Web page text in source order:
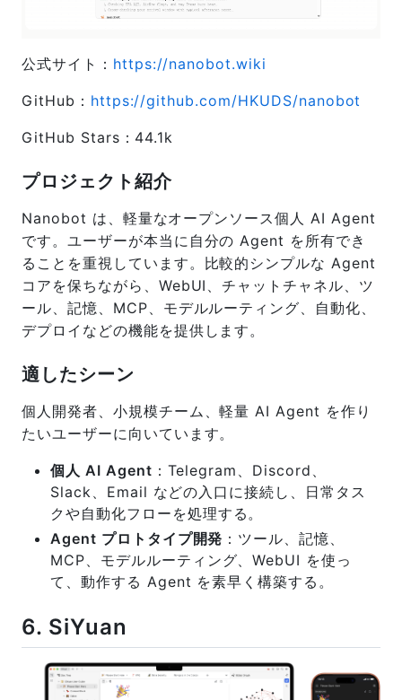
公式サイト： https://nanobot.wiki
GitHub： https://github.com/HKUDS/nanobot
GitHub Stars：44.1k
プロジェクト紹介
Nanobot は、軽量なオープンソース個人 AI Agent
です。ユーザーが本当に自分の Agent を所有でき
ることを重視しています。比較的シンプルな Agent
コアを保ちながら、WebUI、チャットチャネル、ツ
ール、記憶、MCP、モデルルーティング、自動化、
デプロイなどの機能を提供します。
適したシーン
個人開発者、小規模チーム、軽量 AI Agent を作り
たいユーザーに向いています。
個人 AI Agent ：Telegram、Discord、
Slack、Email などの入口に接続し、日常タス
クや自動化フローを処理する。
Agent プロトタイプ開発 ：ツール、記憶、
MCP、モデルルーティング、WebUI を使っ
て、動作する Agent を素早く構築する。
6. SiYuan